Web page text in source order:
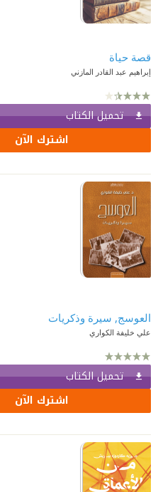
قصة حياة
إبراهيم عبد القادر المازني
تحميل الكتاب
اشترك الآن
العوسج, سيرة وذكريات
علي خليفة الكواري
تحميل الكتاب
اشترك الآن